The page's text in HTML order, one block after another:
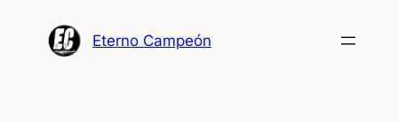
Eterno Campeón